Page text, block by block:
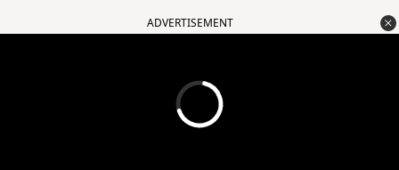
ADVERTISEMENT